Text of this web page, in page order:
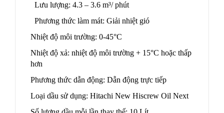
Lưu lượng: 4.3 – 3.6 m³/ phút
Phương thức làm mát: Giải nhiệt gió
Nhiệt độ môi trường: 0-45°C
Nhiệt độ xả: nhiệt độ môi trường + 15°C hoặc thấp
hơn
Phương thức dẫn động: Dẫn động trực tiếp
Loại dầu sử dụng: Hitachi New Hiscrew Oil Next